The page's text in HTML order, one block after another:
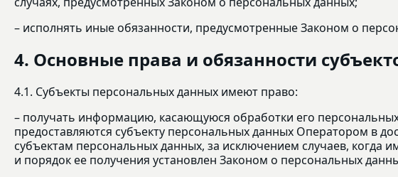
– исполнять иные обязанности, предусмотренные Законом о
4. Основные права и обязанности
4.1. Субъекты персональных данных имеют право:
– получать информацию, касающуюся обработки его
предоставляются субъекту персональных данных Оператором в
субъектам персональных данных, за исключением случаев,
и порядок ее получения установлен Законом о персональных